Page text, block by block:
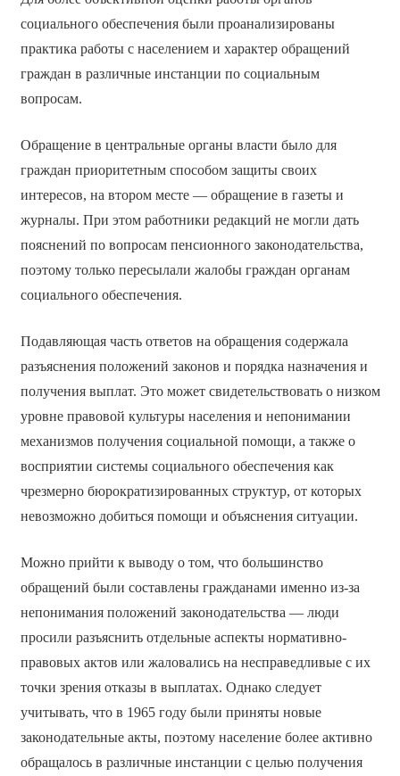
социального обеспечения были проанализированы
практика работы с населением и характер обращений
граждан в различные инстанции по социальным
вопросам.
Обращение в центральные органы власти было для
граждан приоритетным способом защиты своих
интересов, на втором месте — обращение в газеты и
журналы. При этом работники редакций не могли дать
пояснений по вопросам пенсионного законодательства,
поэтому только пересылали жалобы граждан органам
социального обеспечения.
Подавляющая часть ответов на обращения содержала
разъяснения положений законов и порядка назначения и
получения выплат. Это может свидетельствовать о низком
уровне правовой культуры населения и непонимании
механизмов получения социальной помощи, а также о
восприятии системы социального обеспечения как
чрезмерно бюрократизированных структур, от которых
невозможно добиться помощи и объяснения ситуации.
Можно прийти к выводу о том, что большинство
обращений были составлены гражданами именно из-за
непонимания положений законодательства — люди
просили разъяснить отдельные аспекты нормативно-
правовых актов или жаловались на несправедливые с их
точки зрения отказы в выплатах. Однако следует
учитывать, что в 1965 году были приняты новые
законодательные акты, поэтому население более активно
обращалось в различные инстанции с целью получения